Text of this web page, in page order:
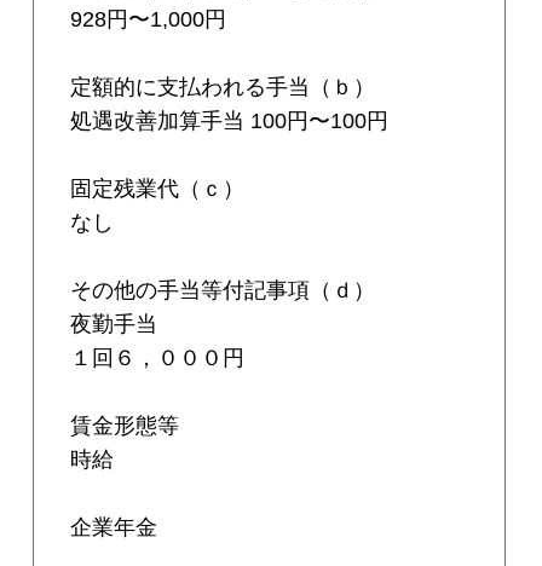
928円〜1,000円
定額的に支払われる手当（ｂ）
処遇改善加算手当 100円〜100円
固定残業代（ｃ）
なし
その他の手当等付記事項（ｄ）
夜勤手当
１回６，０００円
賃金形態等
時給
企業年金